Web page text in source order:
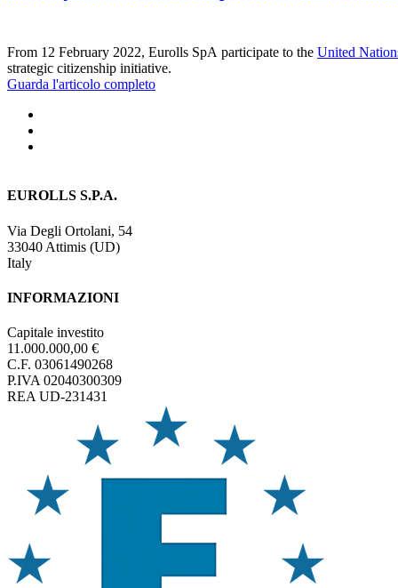
From 12 February 2022, Eurolls SpA participate to the United
strategic citizenship initiative.
Guarda l'articolo completo
EUROLLS S.P.A.
Via Degli Ortolani, 54
33040 Attimis (UD)
Italy
INFORMAZIONI
Capitale investito
11.000.000,00 €
C.F. 03061490268
P.IVA 02040300309
REA UD-231431